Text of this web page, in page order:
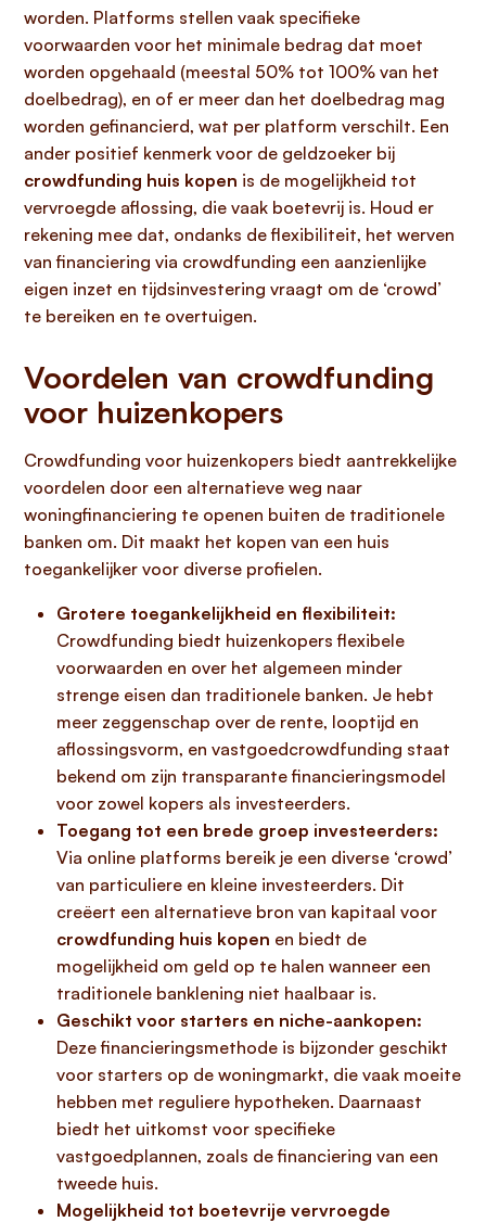
worden. Platforms stellen vaak specifieke
voorwaarden voor het minimale bedrag dat moet
worden opgehaald (meestal 50% tot 100% van het
doelbedrag), en of er meer dan het doelbedrag mag
worden gefinancierd, wat per platform verschilt. Een
ander positief kenmerk voor de geldzoeker bij
crowdfunding huis kopen is de mogelijkheid tot
vervroegde aflossing, die vaak boetevrij is. Houd er
rekening mee dat, ondanks de flexibiliteit, het werven
van financiering via crowdfunding een aanzienlijke
eigen inzet en tijdsinvestering vraagt om de ‘crowd’
te bereiken en te overtuigen.
Voordelen van crowdfunding
voor huizenkopers
Crowdfunding voor huizenkopers biedt aantrekkelijke
voordelen door een alternatieve weg naar
woningfinanciering te openen buiten de traditionele
banken om. Dit maakt het kopen van een huis
toegankelijker voor diverse profielen.
Grotere toegankelijkheid en flexibiliteit:
Crowdfunding biedt huizenkopers flexibele
voorwaarden en over het algemeen minder
strenge eisen dan traditionele banken. Je hebt
meer zeggenschap over de rente, looptijd en
aflossingsvorm, en vastgoedcrowdfunding staat
bekend om zijn transparante financieringsmodel
voor zowel kopers als investeerders.
Toegang tot een brede groep investeerders:
Via online platforms bereik je een diverse ‘crowd’
van particuliere en kleine investeerders. Dit
creëert een alternatieve bron van kapitaal voor
crowdfunding huis kopen en biedt de
mogelijkheid om geld op te halen wanneer een
traditionele banklening niet haalbaar is.
Geschikt voor starters en niche-aankopen:
Deze financieringsmethode is bijzonder geschikt
voor starters op de woningmarkt, die vaak moeite
hebben met reguliere hypotheken. Daarnaast
biedt het uitkomst voor specifieke
vastgoedplannen, zoals de financiering van een
tweede huis.
Mogelijkheid tot boetevrije vervroegde